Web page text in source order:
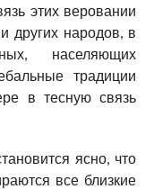
этих веровании
других народов, в
населяющих
традиции
в тесную связь
ясно, что
все близкие